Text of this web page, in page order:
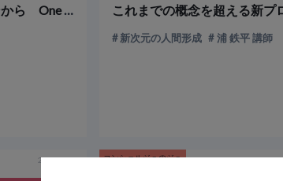
MIROSS ACADEMYオンラインから One Weekレッスンがリリースされました
新次元の人間形成 浦 鉄平 講師
2022-04-11 コンシェルジュのジュ